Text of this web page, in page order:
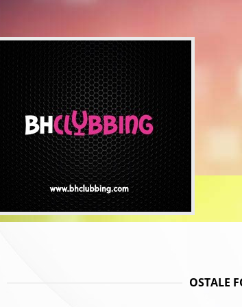
OSTALE